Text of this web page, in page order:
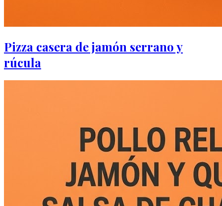
Pizza casera de jamón serrano y
rúcula